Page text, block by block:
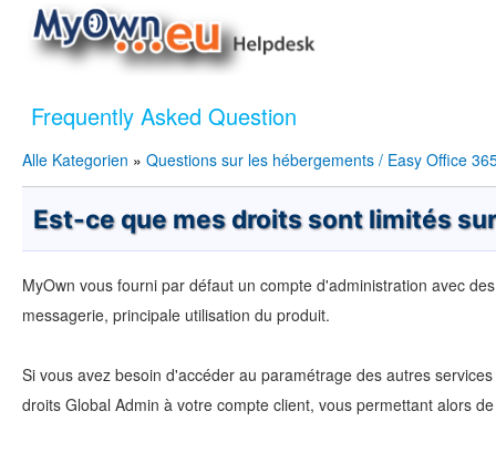
Frequently Asked Question
Alle Kategorien » Questions sur les hébergements / Easy Office
Est-ce que mes droits sont limités
MyOwn vous fourni par défaut un compte d'administration avec
messagerie, principale utilisation du produit.
Si vous avez besoin d'accéder au paramétrage des autres
droits Global Admin à votre compte client, vous permettant alors